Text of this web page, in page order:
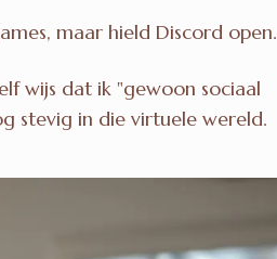
maar hield Discord open.
wijs dat ik "gewoon sociaal
stevig in die virtuele wereld.